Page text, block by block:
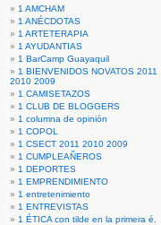
1 AMCHAM
1 ANÉCDOTAS
1 ARTETERAPIA
1 AYUDANTIAS
1 BarCamp Guayaquil
1 BIENVENIDOS NOVATOS 2011
2010 2009
1 CAMISETAZOS
1 CLUB DE BLOGGERS
1 columna de opinión
1 COPOL
1 CSECT 2011 2010 2009
1 CUMPLEAÑEROS
1 DEPORTES
1 EMPRENDIMIENTO
1 entretenimiento
1 ENTREVISTAS
1 ÉTICA con tilde en la primera é.